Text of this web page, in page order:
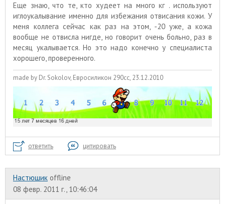
Еще знаю, что те, кто худеет на много кг . используют
иглоукалывание именно для избежания отвисания кожи. У
меня коллега сейчас как раз на этом, -20 уже, а кожа
вообще не отвисла нигде, но говорит очень больно, раз в
месяц укалывается. Но это надо конечно у специалиста
хорошего, проверенного.
made by Dr. Sokolov, Евросиликон 290сс, 23.12.2010
ответить цитировать
Настюшик offline
08 февр. 2011 г., 10:46:04